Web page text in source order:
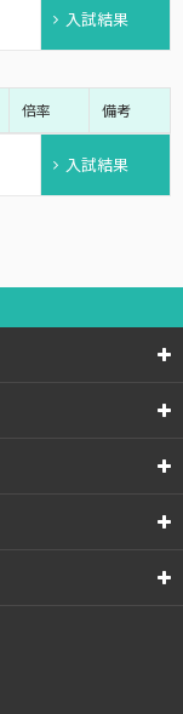
入試結果
倍率 備考
入試結果